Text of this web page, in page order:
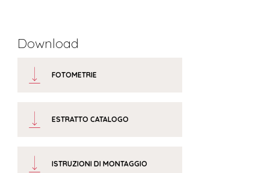
Download
FOTOMETRIE
ESTRATTO CATALOGO
ISTRUZIONI DI MONTAGGIO